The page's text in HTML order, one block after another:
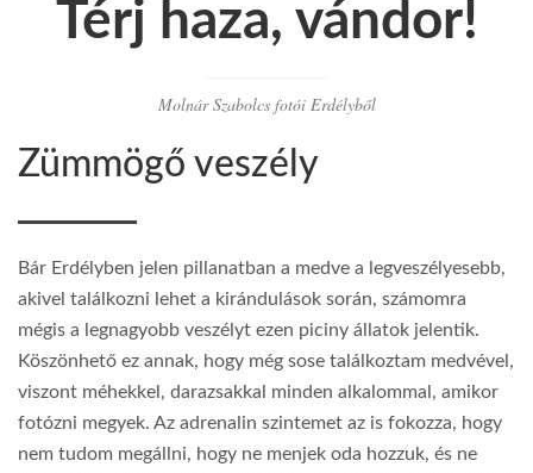
Térj haza, vándor!
Molnár Szabolcs fotói Erdélyből
Zümmögő veszély
Bár Erdélyben jelen pillanatban a medve a legveszélyesebb,
akivel találkozni lehet a kirándulások során, számomra
mégis a legnagyobb veszélyt ezen piciny állatok jelentik.
Köszönhető ez annak, hogy még sose találkoztam medvével,
viszont méhekkel, darazsakkal minden alkalommal, amikor
fotózni megyek. Az adrenalin szintemet az is fokozza, hogy
nem tudom megállni, hogy ne menjek oda hozzuk, és ne